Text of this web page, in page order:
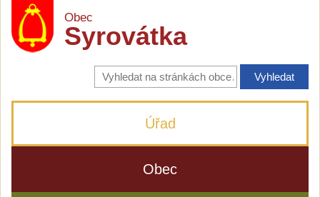
Obec
Syrovátka
Vyhledávání
na
stránkách
Úřad
Obec